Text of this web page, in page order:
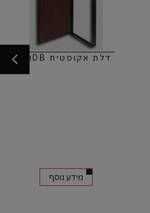
דלת אקוסטית 38DB
מידע נוסף